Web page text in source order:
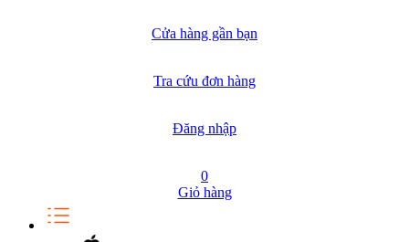
Cửa hàng gần bạn
Tra cứu đơn hàng
Đăng nhập
0
Giỏ hàng